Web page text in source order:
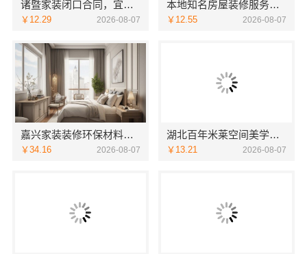
诸暨家装闭口合同，宜美嘉让您装修无忧
￥12.29 2026-08-07
本地知名房屋装修服务环保，嘉兴绿色之家建材科技有限公司
￥12.55 2026-08-07
嘉兴家装装修环保材料靠谱商家，嘉兴美派建材国家标准严选辅材
￥34.16 2026-08-07
湖北百年米莱空间美学装饰材料有限公司：鄂州专业家装实景分享
￥13.21 2026-08-07